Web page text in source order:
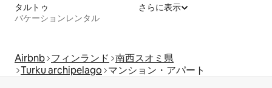
タルトゥ
バケーションレンタル
さらに表示
Airbnb フィンランド 南西スオミ県
Turku archipelago マンション・アパート